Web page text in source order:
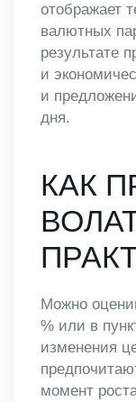
отображает
валютных
результате
и
и
дня.
КАК
Можно
% или в
изменения
момент